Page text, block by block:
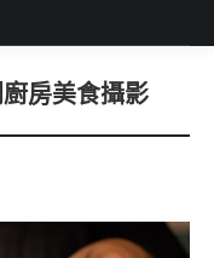
here:房美食攝影